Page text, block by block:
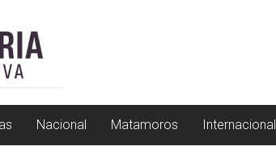
Nacional Matamoros Internacional